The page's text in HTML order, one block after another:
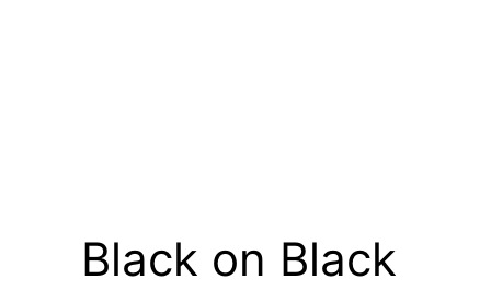
Black on Black